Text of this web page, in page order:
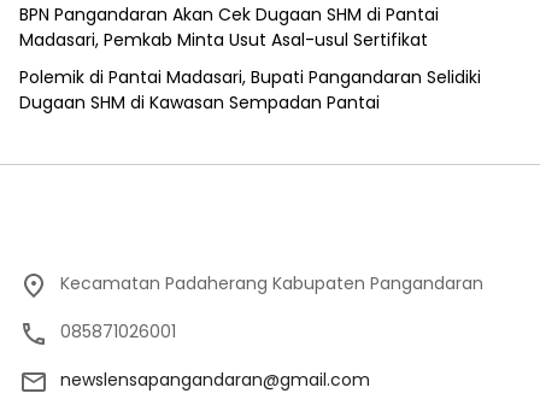
BPN Pangandaran Akan Cek Dugaan SHM di Pantai
Madasari, Pemkab Minta Usut Asal-usul Sertifikat
Polemik di Pantai Madasari, Bupati Pangandaran Selidiki
Dugaan SHM di Kawasan Sempadan Pantai
Kecamatan Padaherang Kabupaten Pangandaran
085871026001
newslensapangandaran@gmail.com